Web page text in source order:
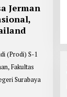
Jerman
(Prodi) S-1
Fakultas
Surabaya